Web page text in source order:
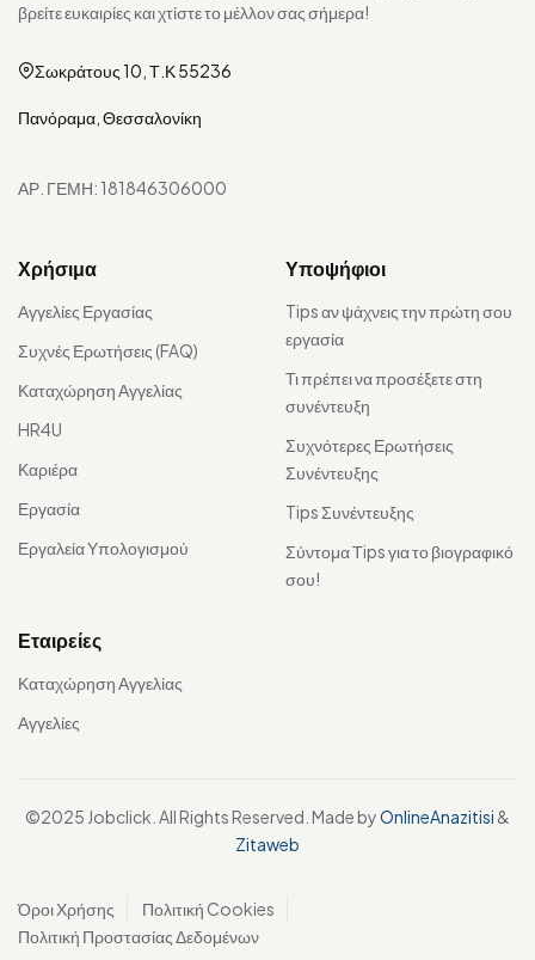
βρείτε ευκαιρίες και χτίστε το μέλλον σας σήμερα!
Σωκράτους 10, Τ.Κ 55236
Πανόραμα, Θεσσαλονίκη
ΑΡ. ΓΕΜΗ: 181846306000
Χρήσιμα
Αγγελίες Εργασίας
Συχνές Ερωτήσεις (FAQ)
Καταχώρηση Αγγελίας
HR4U
Καριέρα
Εργασία
Εργαλεία Υπολογισμού
Υποψήφιοι
Tips αν ψάχνεις την πρώτη σου
εργασία
Τι πρέπει να προσέξετε στη
συνέντευξη
Συχνότερες Ερωτήσεις
Συνέντευξης
Tips Συνέντευξης
Σύντομα Τips για το βιογραφικό
σου!
Εταιρείες
Καταχώρηση Αγγελίας
Αγγελίες
©2025 Jobclick. All Rights Reserved. Made byOnlineAnazitisi &
Zitaweb
Όροι Χρήσης
Πολιτική Cookies
Πολιτική Προστασίας Δεδομένων